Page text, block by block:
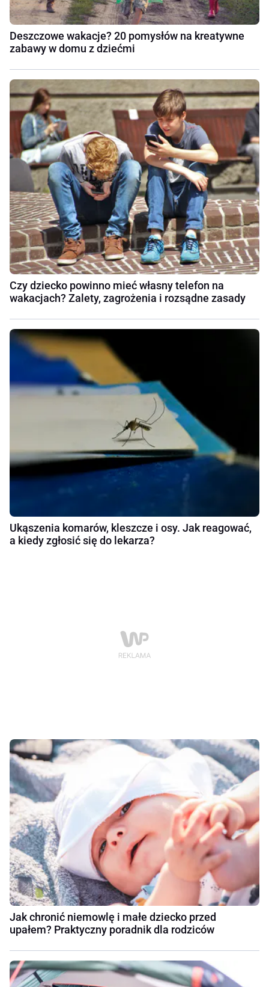
Deszczowe wakacje? 20 pomysłów na kreatywne
zabawy w domu z dziećmi
Czy dziecko powinno mieć własny telefon na
wakacjach? Zalety, zagrożenia i rozsądne zasady
Ukąszenia komarów, kleszcze i osy. Jak reagować,
a kiedy zgłosić się do lekarza?
Jak chronić niemowlę i małe dziecko przed
upałem? Praktyczny poradnik dla rodziców